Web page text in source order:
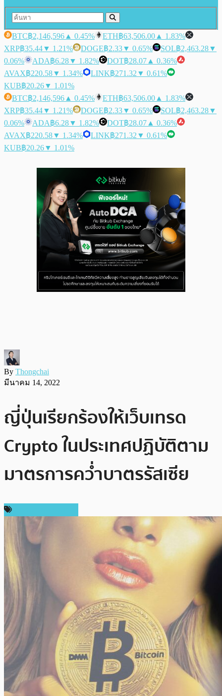
BTC฿2,146,596 ▲ 0.45% ETH฿63,506.00 ▲ 1.83%
XRP฿35.44▼ 1.21% DOGE฿2.33▼ 0.65% SOL฿2,463.28▼
0.06%
ADA฿6.28▼ 1.82% DOT฿28.07 ▲ 0.36%
AVAX฿220.58▼ 1.34% LINK฿271.32 ▼ 0.61%
KUB฿20.26▼ 1.01%
BTC฿2,146,596 ▲ 0.45% ETH฿63,506.00 ▲ 1.83%
XRP฿35.44▼ 1.21% DOGE฿2.33▼ 0.65% SOL฿2,463.28▼
0.06%
ADA฿6.28▼ 1.82% DOT฿28.07 ▲ 0.36%
AVAX฿220.58▼ 1.34% LINK฿271.32 ▼ 0.61%
KUB฿20.26▼ 1.01%
By Thongchai
มีนาคม 14, 2022
ญี่ปุ่นเรียกร้องให้เว็บเทรด
Crypto ในประเทศปฏิบัติตาม
มาตรการคว่ำบาตรรัสเซีย